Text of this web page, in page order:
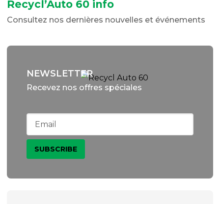
Recycl’Auto 60 info
Consultez nos dernières nouvelles et événements
NEWSLETTER
Recevez nos offres spéciales